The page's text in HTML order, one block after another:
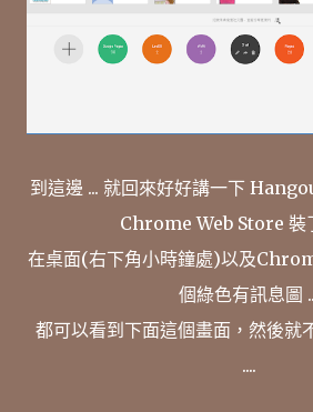
到這邊 ... 就回來好好講一下
Chrome Web Store 裝
在桌面(右下角小時鐘處)以及
個綠色有訊息圖
都可以看到下面這個畫面，然後就
....